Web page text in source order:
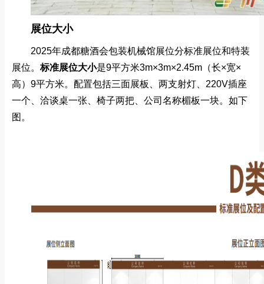
展位大小
2025年成都糖酒会包装机械馆展位分标准展位和特装
展位。 标准展位大小是9平方米3m×3m×2.45m（长×宽×
高）9平方米。配置包括三面展板、两支射灯、220V插座
一个、洽谈桌一张、椅子两把、公司名称楣板一块。如下
图。